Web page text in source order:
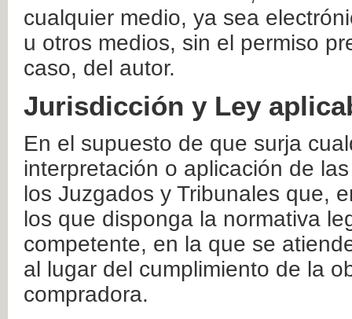
cualquier medio, ya sea
u otros medios, sin el permiso
caso, del autor.
Jurisdicción y Ley
En el supuesto de que surja
interpretación o aplicación de
los Juzgados y Tribunales que,
los que disponga la normativa
competente, en la que se
al lugar del cumplimiento de la
compradora.